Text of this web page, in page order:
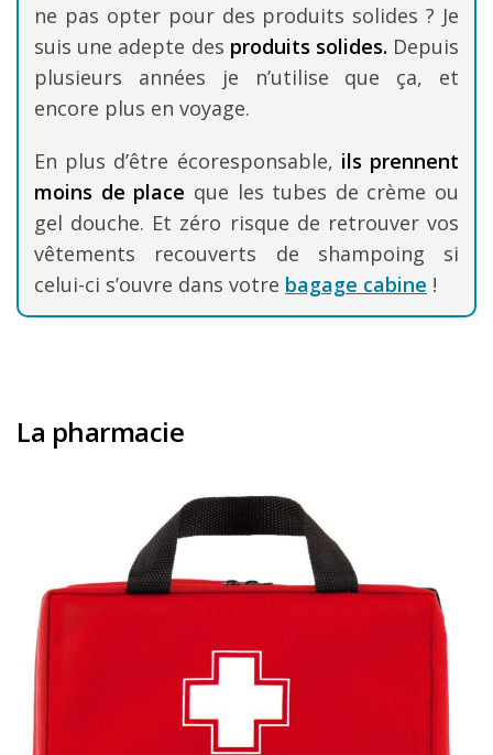
ne pas opter pour des produits solides ? Je
suis une adepte des produits solides. Depuis
plusieurs années je n’utilise que ça, et
encore plus en voyage.
En plus d’être écoresponsable, ils prennent
moins de place que les tubes de crème ou
gel douche. Et zéro risque de retrouver vos
vêtements recouverts de shampoing si
celui-ci s’ouvre dans votre bagage cabine !
La pharmacie